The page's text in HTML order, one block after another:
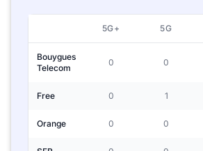
5G+ 5G
Bouygues
Telecom
0 0
Free 0 1
Orange 0 0